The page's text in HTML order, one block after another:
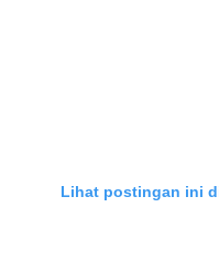
Lihat postingan ini